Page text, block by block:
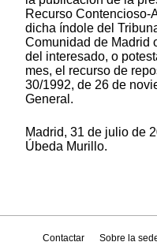
Recurso Contencioso-
dicha índole del
Comunidad de Madrid
del interesado, o
mes, el recurso de
30/1992, de 26 de
General.
Madrid, 31 de julio de
Úbeda Murillo.
Contactar Sobre la